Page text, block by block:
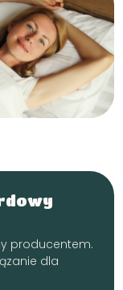
producentem.
dla